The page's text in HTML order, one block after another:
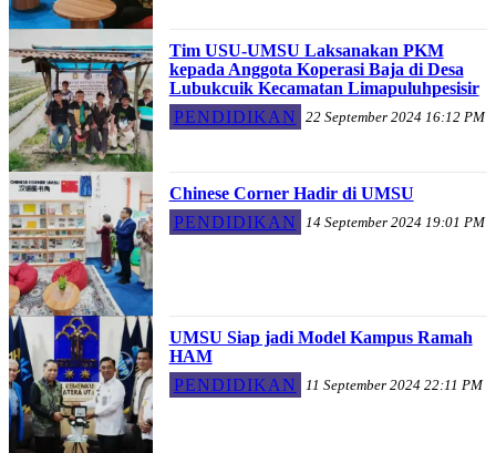
Tim USU-UMSU Laksanakan PKM
kepada Anggota Koperasi Baja di Desa
Lubukcuik Kecamatan Limapuluhpesisir
PENDIDIKAN
22 September 2024 16:12 PM
Chinese Corner Hadir di UMSU
PENDIDIKAN
14 September 2024 19:01 PM
UMSU Siap jadi Model Kampus Ramah
HAM
PENDIDIKAN
11 September 2024 22:11 PM